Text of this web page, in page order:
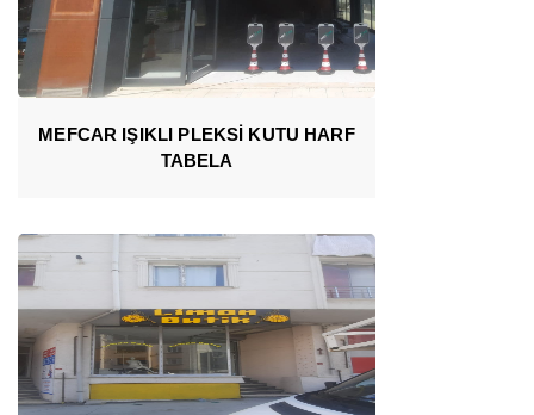
MEFCAR IŞIKLI PLEKSİ KUTU HARF
TABELA